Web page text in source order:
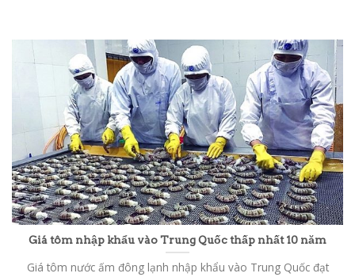
Giá tôm nhập khẩu vào Trung Quốc thấp nhất 10 năm
Giá tôm nước ấm đông lạnh nhập khẩu vào Trung Quốc đạt